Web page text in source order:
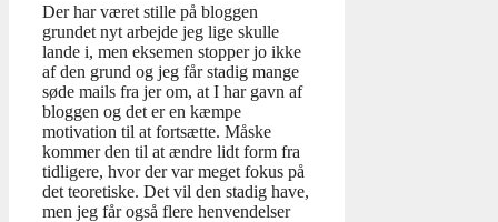
Der har været stille på bloggen
grundet nyt arbejde jeg lige skulle
lande i, men eksemen stopper jo ikke
af den grund og jeg får stadig mange
søde mails fra jer om, at I har gavn af
bloggen og det er en kæmpe
motivation til at fortsætte. Måske
kommer den til at ændre lidt form fra
tidligere, hvor der var meget fokus på
det teoretiske. Det vil den stadig have,
men jeg får også flere henvendelser